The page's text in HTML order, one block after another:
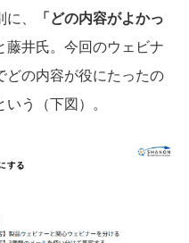
、
「どの内容がよかっ
藤井氏。今回のウェビナ
どの内容が役にたったの
う（下図）。